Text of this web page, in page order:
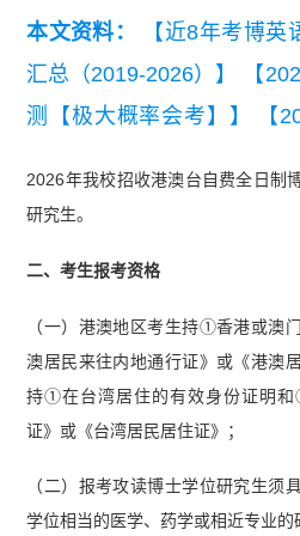
本文资料：
【近8年考博
汇总（2019-2026）】
【
测【极大概率会考】】
【
2026年我校招收港澳台自费全日制
研究生。
二、考生报考资格
（一）港澳地区考生持①香港或澳
澳居民来往内地通行证》或《港澳
持①在台湾居住的有效身份证明
证》或《台湾居民居住证》；
（二）报考攻读博士学位研究生须
学位相当的医学、药学或相近专业的